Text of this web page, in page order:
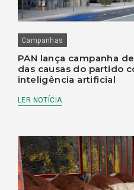
Campanhas
PAN lança campanha
das causas do partido
inteligência artificial
LER NOTÍCIA